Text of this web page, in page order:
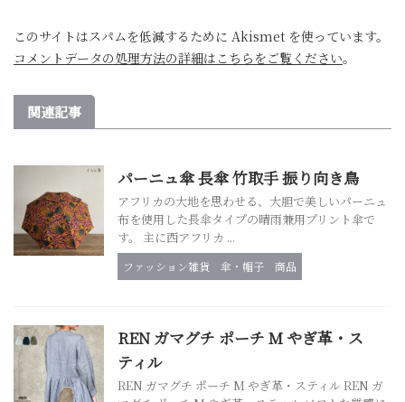
このサイトはスパムを低減するために Akismet を使っています。
コメントデータの処理方法の詳細はこちらをご覧ください。
関連記事
パーニュ傘 長傘 竹取手 振り向き鳥
アフリカの大地を思わせる、大胆で美しいパーニュ
布を使用した長傘タイプの晴雨兼用プリント傘で
す。 主に西アフリカ ...
ファッション雑貨 傘・帽子 商品
REN ガマグチ ポーチ M やぎ革・ス
ティル
REN ガマグチ ポーチ M やぎ革・スティル REN ガ